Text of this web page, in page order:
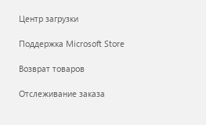
Центр загрузки
Поддержка Microsoft Store
Возврат товаров
Отслеживание заказа